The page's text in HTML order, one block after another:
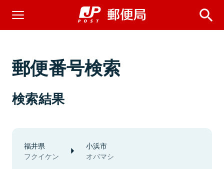
郵便番号検索
検索結果
福井県
フクイケン
小浜市
オバマシ